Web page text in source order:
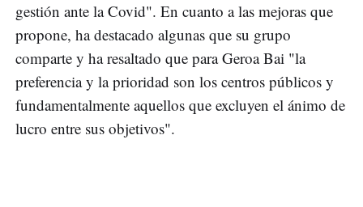
gestión ante la Covid". En cuanto a las mejoras que
propone, ha destacado algunas que su grupo
comparte y ha resaltado que para Geroa Bai "la
preferencia y la prioridad son los centros públicos y
fundamentalmente aquellos que excluyen el ánimo de
lucro entre sus objetivos".